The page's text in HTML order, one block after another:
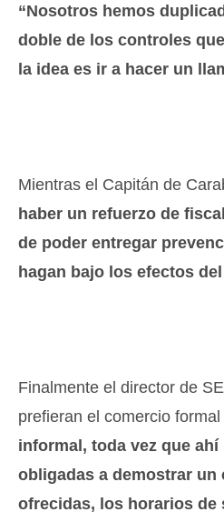
“Nosotros hemos
doble de los controles
la idea es ir a hacer un
Mientras el Capitán de
haber un refuerzo de
de poder entregar
hagan bajo los efectos
Finalmente el director de
prefieran el comercio
informal, toda vez que
obligadas a demostrar
ofrecidas, los horarios de